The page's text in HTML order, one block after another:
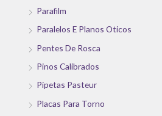
Parafilm
Paralelos E Planos Oticos
Pentes De Rosca
Pinos Calibrados
Pipetas Pasteur
Placas Para Torno